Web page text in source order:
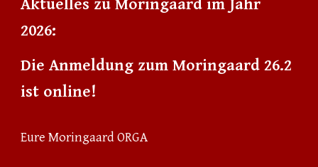
Aktuelles zu Moringaardim Jahr
2026:
Die Anmeldung zum Moringaard 26.2
ist online!
Eure Moringaard ORGA